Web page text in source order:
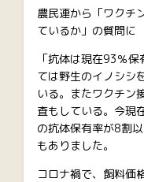
農民連から「ワクチ
ているか」の質問に
「抗体は現在93％
ては野生のイノシシ
いる。またワクチン
査もしている。今現
の抗体保有率が8割
もありました。
コロナ禍で、飼料価